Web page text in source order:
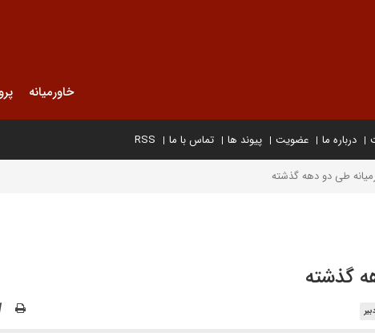
خاورمیانه
درباره ما عضویت پیوند ها تماس با ما RSS
طی دو دهه گذشته
گذشته